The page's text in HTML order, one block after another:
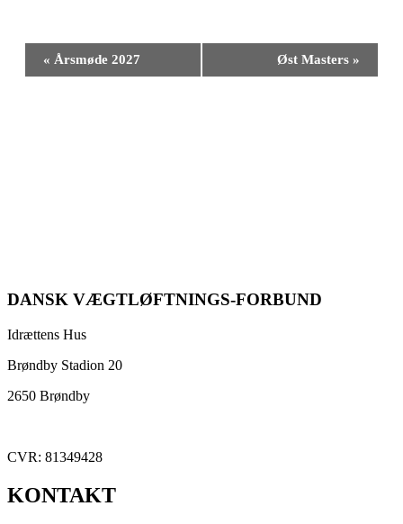
Begivenhed
« Årsmøde 2027 Øst Masters »
DANSK VÆGTLØFTNINGS-FORBUND
Idrættens Hus
Brøndby Stadion 20
2650 Brøndby
CVR: 81349428
KONTAKT